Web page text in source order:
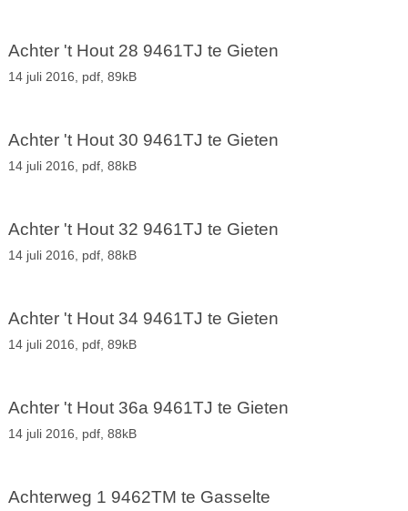
Achter 't Hout 28 9461TJ te Gieten
14 juli 2016, pdf, 89kB
Achter 't Hout 30 9461TJ te Gieten
14 juli 2016, pdf, 88kB
Achter 't Hout 32 9461TJ te Gieten
14 juli 2016, pdf, 88kB
Achter 't Hout 34 9461TJ te Gieten
14 juli 2016, pdf, 89kB
Achter 't Hout 36a 9461TJ te Gieten
14 juli 2016, pdf, 88kB
Achterweg 1 9462TM te Gasselte